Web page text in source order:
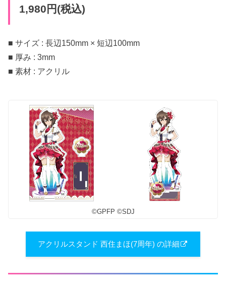
1,980円(税込)
■ サイズ : 長辺150mm × 短辺100mm
■ 厚み : 3mm
■ 素材 : アクリル
©︎GPFP ©︎SDJ
アクリルスタンド 西住まほ(7周年) の詳細